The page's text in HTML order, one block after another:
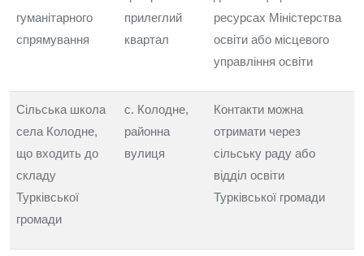
гуманітарного
спрямування
прилеглий
квартал
ресурсах Міністерства
освіти або місцевого
управління освіти
Сільська школа
села Колодне,
що входить до
складу
Турківської
громади
с. Колодне,
районна
вулиця
Контакти можна
отримати через
сільську раду або
відділ освіти
Турківської громади